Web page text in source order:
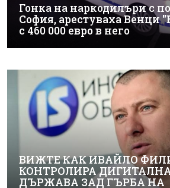
Гонка на наркодилъри с
София, арестуваха Венци
с 460 000 евро в него
ВИЖТЕ КАК ИВАЙЛО
КОНТРОЛИРА
ДЪРЖАВА ЗАД ГЪРБА НА